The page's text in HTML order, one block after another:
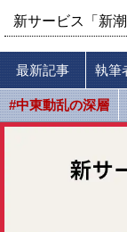
新サービス「新
最新記事 執筆
#中東動乱の深層